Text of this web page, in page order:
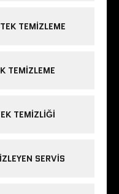
TEMIZLEME
TEMIZLEME
TEMIZLIĞI
SERVIS